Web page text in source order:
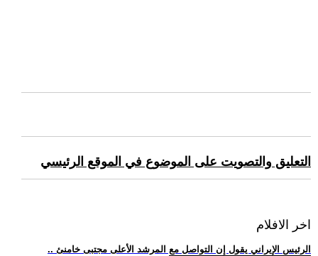
التعليق والتصويت على الموضوع في الموقع الرئيسي
اخر الافلام
.. الرئيس الإيراني يقول إن التواصل مع المرشد الأعلى مجتبى خامنئ